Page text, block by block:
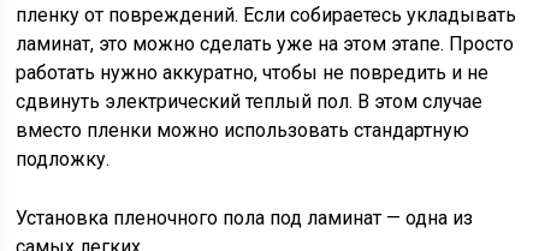
пленку от повреждений. Если собираетесь укладывать
ламинат, это можно сделать уже на этом этапе. Просто
работать нужно аккуратно, чтобы не повредить и не
сдвинуть электрический теплый пол. В этом случае
вместо пленки можно использовать стандартную
подложку.
Установка пленочного пола под ламинат — одна из